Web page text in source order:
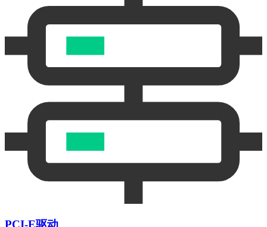
PCI-E驱动